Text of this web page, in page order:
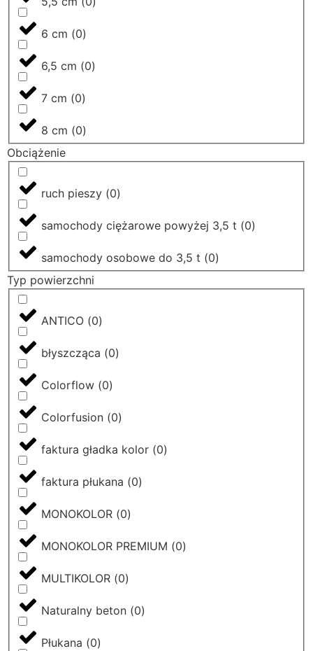
6 cm (0)
6,5 cm (0)
7 cm (0)
8 cm (0)
Obciążenie
ruch pieszy (0)
samochody ciężarowe powyżej 3,5 t (0)
samochody osobowe do 3,5 t (0)
Typ powierzchni
ANTICO (0)
błyszcząca (0)
Colorflow (0)
Colorfusion (0)
faktura gładka kolor (0)
faktura płukana (0)
MONOKOLOR (0)
MONOKOLOR PREMIUM (0)
MULTIKOLOR (0)
Naturalny beton (0)
Płukana (0)